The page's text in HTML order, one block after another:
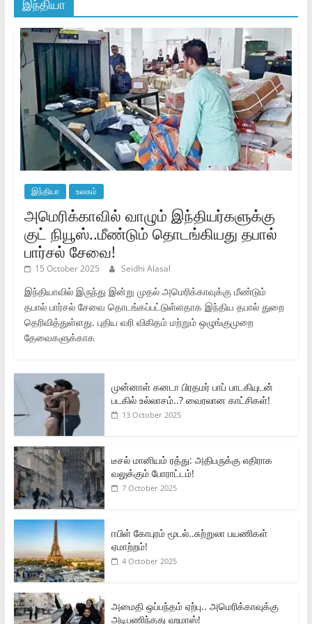
இந்தியா
இந்தியா உலகம்
அமெரிக்காவில் வாழும் இந்தியர்களுக்கு
குட் நியூஸ்..மீண்டும் தொடங்கியது தபால்
பார்சல் சேவை!
15 October 2025 Seidhi Alasal
இந்தியாவில் இருந்து இன்று முதல் அமெரிக்காவுக்கு மீண்டும்
தபால் பார்சல் சேவை தொடங்கப்பட்டுள்ளதாக இந்திய தபால் துறை
தெரிவித்துள்ளது. புதிய வரி விகிதம் மற்றும் ஒழுங்குமுறை
தேவைகளுக்காக
முன்னாள் கனடா பிரதமர் பாப் பாடகியுடன்
படகில் உல்லாசம்..? வைரலான காட்சிகள்!
13 October 2025
டீசல் மானியம் ரத்து: அதிபருக்கு எதிராக
வலுக்கும் போராட்டம்!
7 October 2025
ஈபிள் கோபுரம் மூடல்..சுற்றுலா பயணிகள்
ஏமாற்றம்!
4 October 2025
அமைதி ஒப்பந்தம் ஏற்பு.. அமெரிக்காவுக்கு
அடிபணிந்தது ஹமாஸ்!